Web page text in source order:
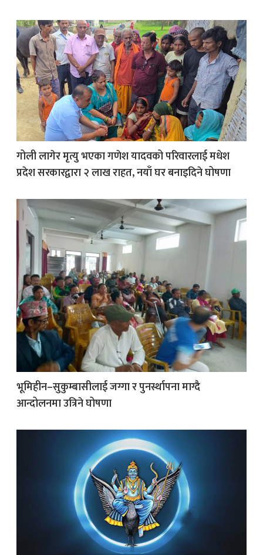
गोली लागेर मृत्यु भएका गणेश यादवको परिवारलाई मधेश
प्रदेश सरकारद्वारा २ लाख राहत, नयाँ घर बनाइदिने घोषणा
भूमिहीन–सुकुम्बासीलाई जग्गा र पुनर्स्थापना माग्दै
आन्दोलनमा उत्रिने घोषणा